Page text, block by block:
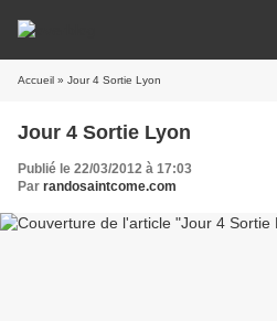
Accueil » Jour 4 Sortie Lyon
Jour 4 Sortie Lyon
Publié le 22/03/2012 à 17:03
Par randosaintcome.com